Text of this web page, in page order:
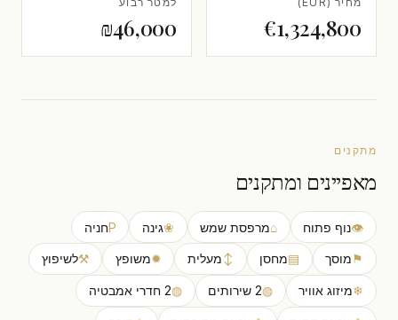
€1,324,800
₪46,000
מתקנים
מאפיינים ומתקנים
👁נוף פתוח ⌂מרפסת שמש ❀גינה Pחניה
⚑ מוסך ▤מחסן ↕מעלית ✹משופץ ⚒לשיפוץ
❄מיזוג אוויר ◍2 שירותים ◍2 חדרי אמבטיה